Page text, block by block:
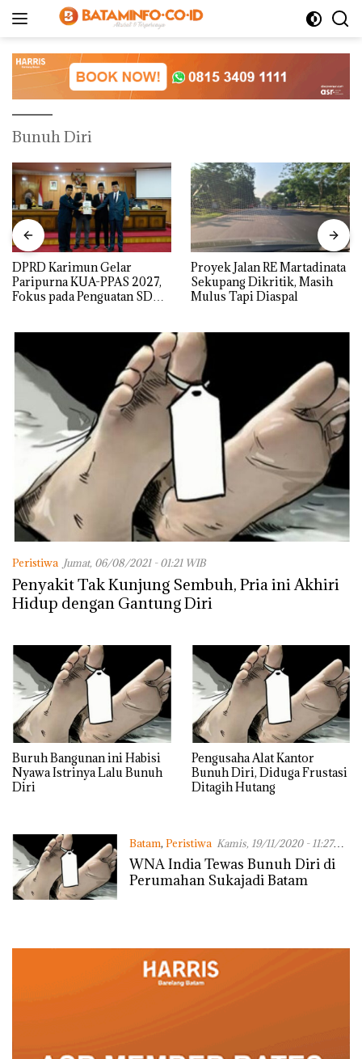
Bunuh Diri
DPRD Karimun Gelar
Paripurna KUA-PPAS 2027,
Fokus pada Penguatan SDM,
Proyek Jalan RE Martadinata
Sekupang Dikritik, Masih
Mulus Tapi Diaspal
Peristiwa Jumat, 06/08/2021 - 01:21 WIB
Penyakit Tak Kunjung Sembuh, Pria ini Akhiri
Hidup dengan Gantung Diri
Buruh Bangunan ini Habisi
Nyawa Istrinya Lalu Bunuh
Diri
Pengusaha Alat Kantor
Bunuh Diri, Diduga Frustasi
Ditagih Hutang
Batam, Peristiwa Kamis, 19/11/2020 - 11:27
WIB
WNA India Tewas Bunuh Diri di
Perumahan Sukajadi Batam